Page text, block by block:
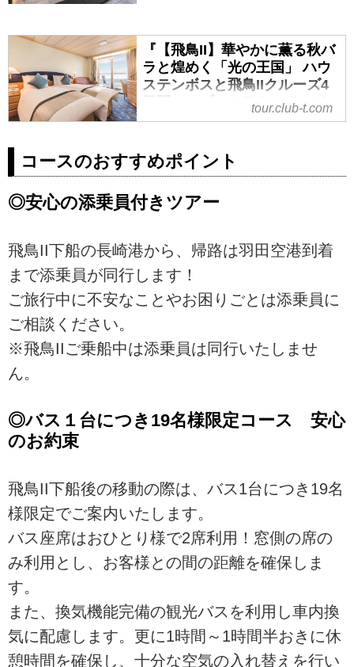
『【飛鳥II】華やかに薫る秋バ
ラと煌めく「光の王国」 ハウ
ステンボスと飛鳥IIクルーズ4
日間』＜プレミアムステージ
＞2021年11月8日(月)出発｜ク
『【飛鳥II】華やかに薫る秋バラと
煌めく「光の王国」 ハウステンボ
スと飛鳥IIクルーズ4日間』＜プレ
ー・旅行のお申込ならクラブツー
リズム。
tour.club-t.com
コースのおすすめポイント
◎安心の添乗員付きツアー
飛鳥II下船の長崎港から、帰路は羽田空港到着
まで添乗員が同行します！
ご旅行中に不安なことやお困りごとは添乗員に
ご相談ください。
※飛鳥IIご乗船中は添乗員は同行いたしませ
ん。
◎バス１台につき19名様限定コース 安心
のお約束
飛鳥II下船後の移動の際は、バス1台につき19名
様限定でご案内いたします。
バス座席はおひとり様で2席利用！窓側の席の
み利用とし、お客様との間の距離を確保しま
す。
また、換気機能完備の観光バスを利用し車内換
気に配慮します。更に1時間～1時間半おきに休
憩時間を確保し、十分な空気の入れ替えを行い